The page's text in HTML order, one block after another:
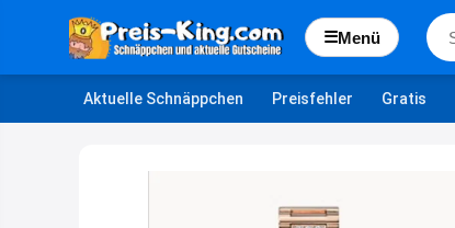
☰Menü
Aktuelle Schnäppchen Preisfehler Gratis